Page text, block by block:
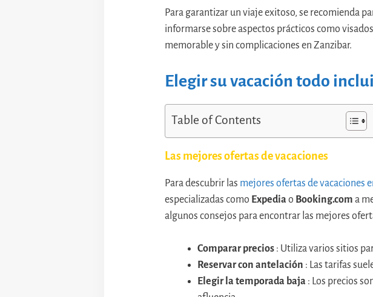
Para garantizar un viaje exitoso, se recomienda
informarse sobre aspectos prácticos como
memorable y sin complicaciones en Zanzibar.
Elegir su vacación todo
Table of Contents
Las mejores ofertas de vacaciones
Para descubrir las mejores ofertas de vacaciones
especializadas como Expedia o Booking.com a
algunos consejos para encontrar las mejores
Comparar precios : Utiliza varios sitios
Reservar con antelación : Las tarifas
Elegir la temporada baja : Los precios